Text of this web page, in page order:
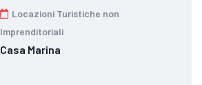
Locazioni Turistiche non
Imprenditoriali
Casa Marina